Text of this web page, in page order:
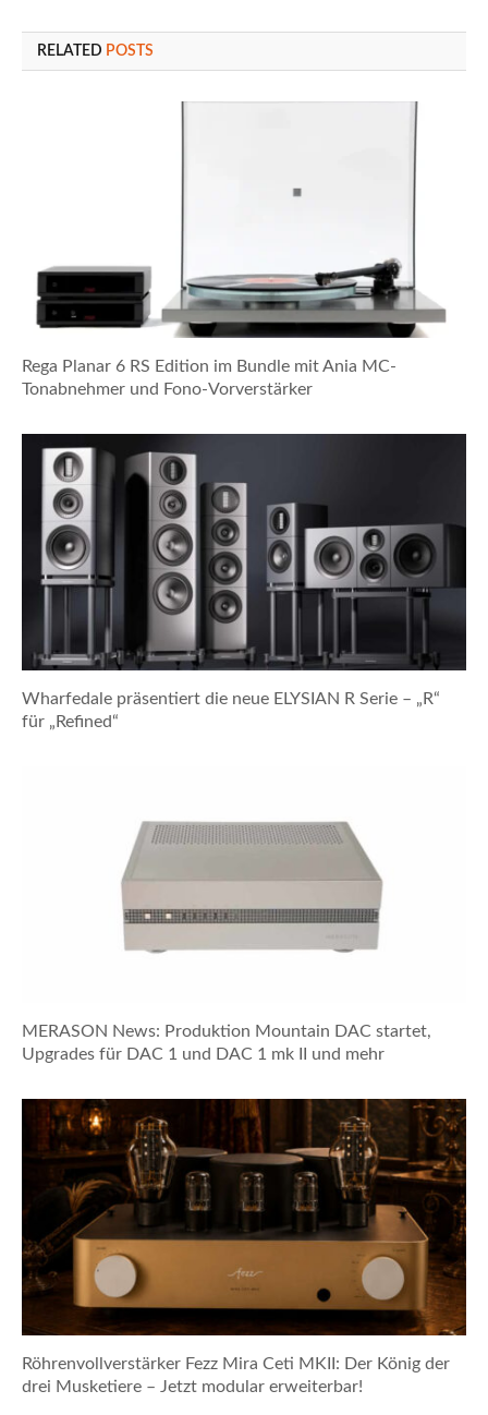
RELATED POSTS
Rega Planar 6 RS Edition im Bundle mit Ania MC-
Tonabnehmer und Fono-Vorverstärker
Wharfedale präsentiert die neue ELYSIAN R Serie – „R“
für „Refined“
MERASON News: Produktion Mountain DAC startet,
Upgrades für DAC 1 und DAC 1 mk II und mehr
Röhrenvollverstärker Fezz Mira Ceti MKII: Der König der
drei Musketiere – Jetzt modular erweiterbar!